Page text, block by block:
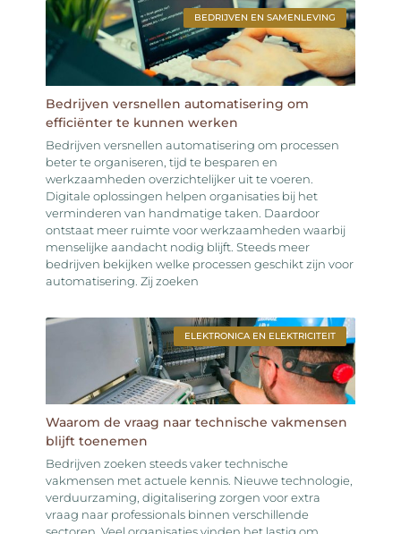
BEDRIJVEN EN SAMENLEVING
Bedrijven versnellen automatisering om
efficiënter te kunnen werken
Bedrijven versnellen automatisering om processen
beter te organiseren, tijd te besparen en
werkzaamheden overzichtelijker uit te voeren.
Digitale oplossingen helpen organisaties bij het
verminderen van handmatige taken. Daardoor
ontstaat meer ruimte voor werkzaamheden waarbij
menselijke aandacht nodig blijft. Steeds meer
bedrijven bekijken welke processen geschikt zijn voor
automatisering. Zij zoeken
ELEKTRONICA EN ELEKTRICITEIT
Waarom de vraag naar technische vakmensen
blijft toenemen
Bedrijven zoeken steeds vaker technische
vakmensen met actuele kennis. Nieuwe technologie,
verduurzaming, digitalisering zorgen voor extra
vraag naar professionals binnen verschillende
sectoren. Veel organisaties vinden het lastig om